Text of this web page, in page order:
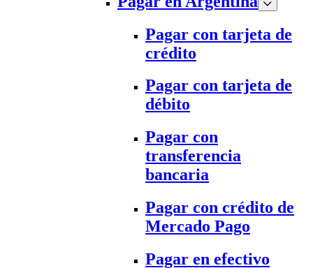
Pagar con tarjeta de
crédito
Pagar con tarjeta de
débito
Pagar con
transferencia
bancaria
Pagar con crédito de
Mercado Pago
Pagar en efectivo